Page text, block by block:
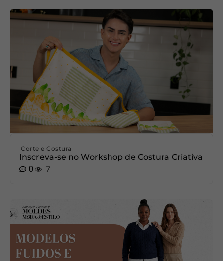
Corte e Costura
Inscreva-se no Workshop de Costura Criativa
0
7